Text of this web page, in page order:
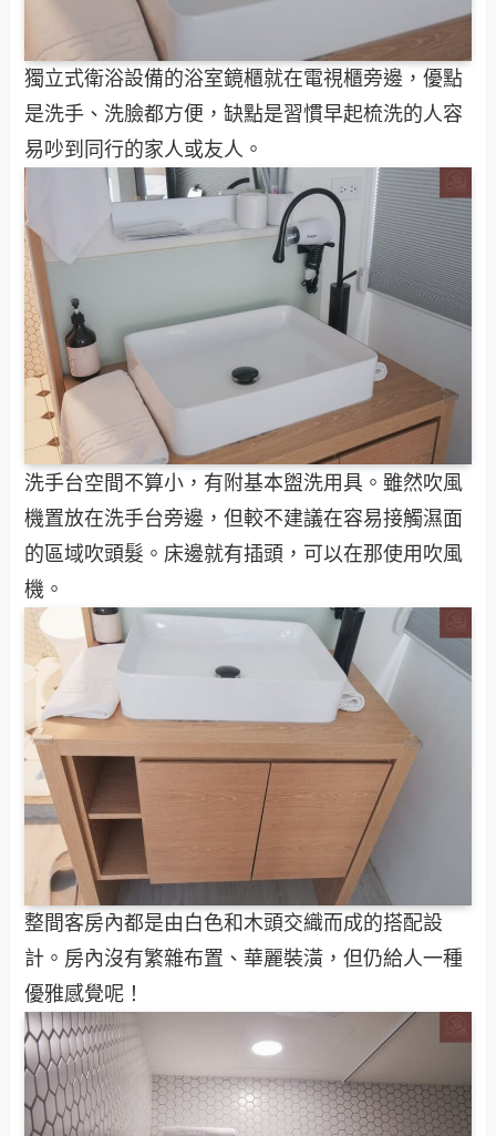
獨立式衛浴設備的浴室鏡櫃就在電視櫃旁邊，優點
是洗手、洗臉都方便，缺點是習慣早起梳洗的人容
易吵到同行的家人或友人。
洗手台空間不算小，有附基本盥洗用具。雖然吹風
機置放在洗手台旁邊，但較不建議在容易接觸濕面
的區域吹頭髮。床邊就有插頭，可以在那使用吹風
機。
整間客房內都是由白色和木頭交織而成的搭配設
計。房內沒有繁雜布置、華麗裝潢，但仍給人一種
優雅感覺呢！